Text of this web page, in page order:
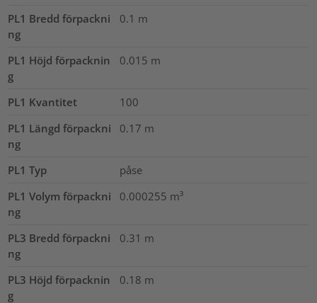
PL1 Bredd förpackni
ng
0.1 m
PL1 Höjd förpacknin
g
0.015 m
PL1 Kvantitet
100
PL1 Längd förpackni
ng
0.17 m
PL1 Typ
påse
PL1 Volym förpackni
ng
0.000255 m³
PL3 Bredd förpackni
ng
0.31 m
PL3 Höjd förpacknin
g
0.18 m